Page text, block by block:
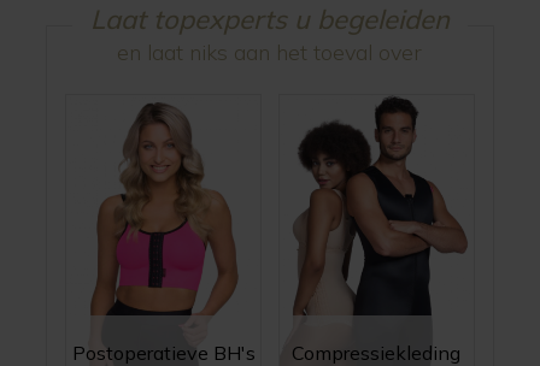
Laat topexperts u begeleiden
en laat niks aan het toeval over
Postoperatieve BH's Compressiekleding